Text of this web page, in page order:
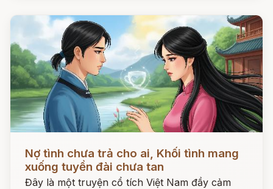
Nợ tình chưa trả cho ai, Khối tình mang
xuống tuyền đài chưa tan
Đây là một truyện cổ tích Việt Nam đầy cảm